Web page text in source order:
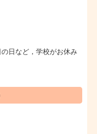
日など，学校がお休み